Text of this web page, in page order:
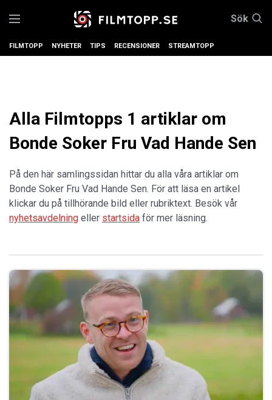
Sök
FILMTOPP NYHETER TIPS RECENSIONER STREAMTOPP
Alla Filmtopps 1 artiklar om
Bonde Soker Fru Vad Hande Sen
På den här samlingssidan hittar du alla våra artiklar om
Bonde Soker Fru Vad Hande Sen. För att läsa en artikel
klickar du på tillhörande bild eller rubriktext. Besök vår
nyhetsavdelning eller startsida för mer läsning.